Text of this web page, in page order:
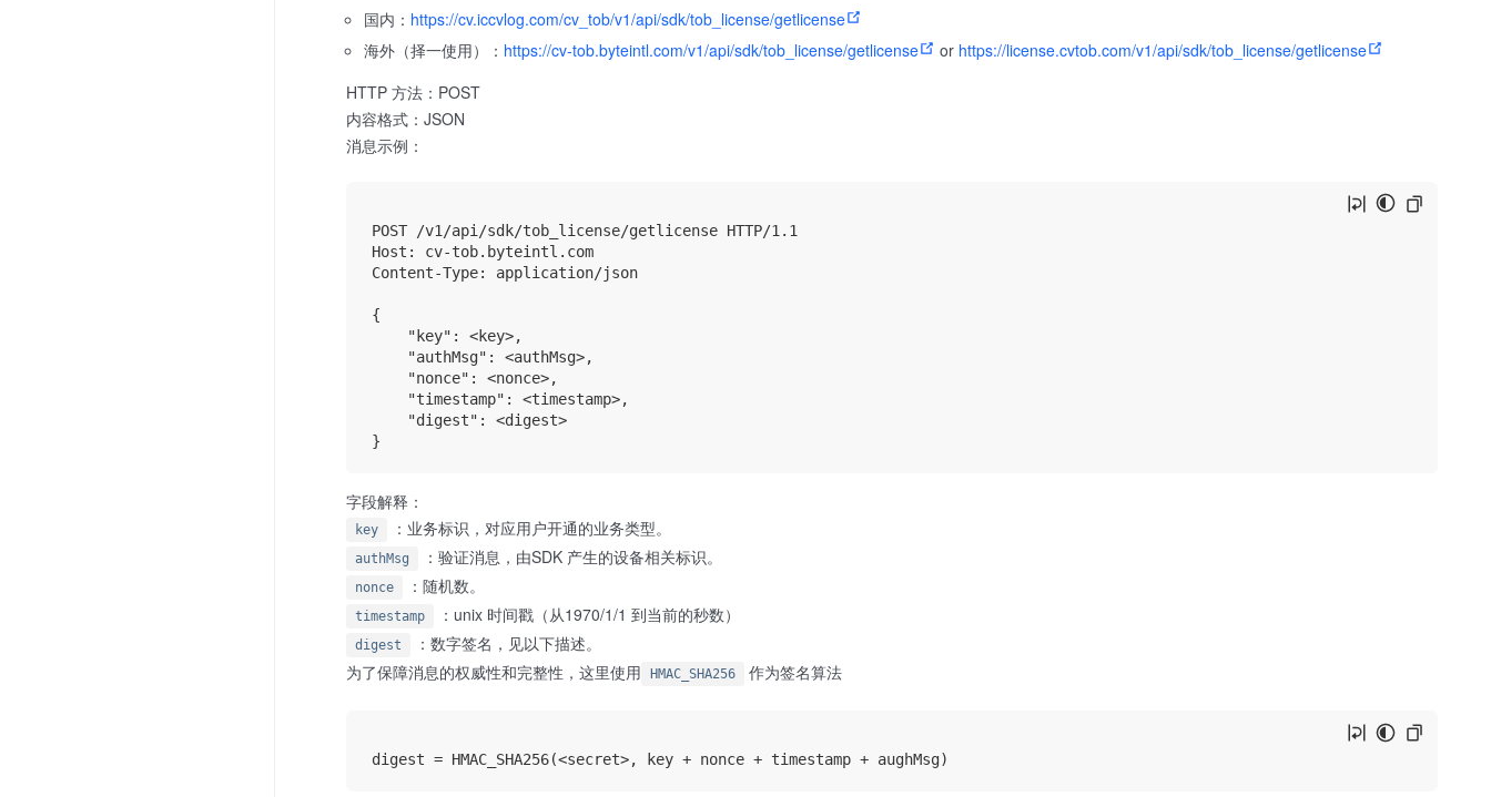
国内： https://cv.iccvlog.com/cv_tob/v1/api/sdk/tob_license/getlicense
海外（择一使用）： https://cv-tob.byteintl.com/v1/api/sdk/tob_license/getlicense or https://license.cvtob.com/v1/api/sdk/tob_license/getlicense
HTTP 方法：POST
内容格式：JSON
消息示例：
POST /v1/api/sdk/tob_license/getlicense HTTP/1.1
Host: cv-tob.byteintl.com
Content-Type: application/json
{
    "key": <key>,
    "authMsg": <authMsg>,
    "nonce": <nonce>,
    "timestamp": <timestamp>,
    "digest": <digest>
字段解释：
key ：业务标识，对应用户开通的业务类型。
authMsg ：验证消息，由SDK 产生的设备相关标识。
nonce ：随机数。
timestamp ：unix 时间戳（从1970/1/1 到当前的秒数）
digest
：数字签名，见以下描述。
为了保障消息的权威性和完整性，这里使用
HMAC_SHA256 作为签名算法